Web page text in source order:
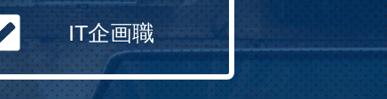
IT企画職